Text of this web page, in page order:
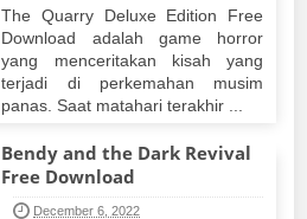
The Quarry Deluxe Edition Free
Download adalah game horror
yang menceritakan kisah yang
terjadi di perkemahan musim
panas. Saat matahari terakhir ...
Bendy and the Dark Revival
Free Download
December 6, 2022